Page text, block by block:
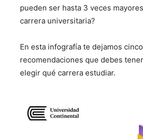
pueden ser hasta 3 veces
carrera universitaria?
En esta infografía te dejamos cinco
recomendaciones que debes
elegir qué carrera estudiar.